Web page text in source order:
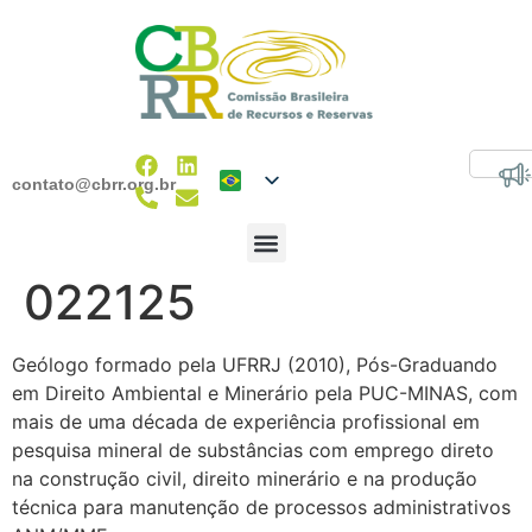
contato@cbrr.org.br
022125
Geólogo formado pela UFRRJ (2010), Pós-Graduando
em Direito Ambiental e Minerário pela PUC-MINAS, com
mais de uma década de experiência profissional em
pesquisa mineral de substâncias com emprego direto
na construção civil, direito minerário e na produção
técnica para manutenção de processos administrativos